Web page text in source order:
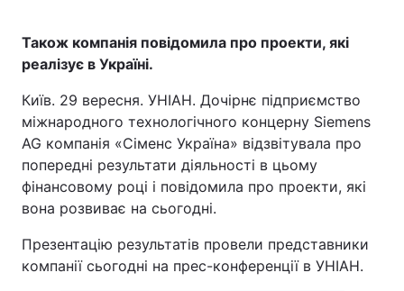
Також компанія повідомила про проекти, які
реалізує в Україні.
Київ. 29 вересня. УНІАН. Дочірнє підприємство
міжнародного технологічного концерну Siemens
AG компанія «Сіменс Україна» відзвітувала про
попередні результати діяльності в цьому
фінансовому році і повідомила про проекти, які
вона розвиває на сьогодні.
Презентацію результатів провели представники
компанії сьогодні на прес-конференції в УНІАН.